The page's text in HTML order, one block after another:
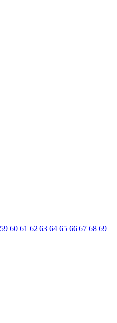
59 60 61 62 63 64 65 66 67 68 69